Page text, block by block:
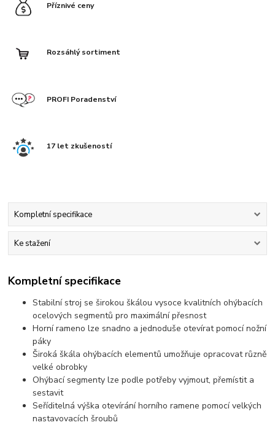
Příznivé ceny
Rozsáhlý sortiment
PROFI Poradenství
17 let zkušeností
Kompletní specifikace
Ke stažení
Kompletní specifikace
Stabilní stroj se širokou škálou vysoce kvalitních ohýbacích
ocelových segmentů pro maximální přesnost
Horní rameno lze snadno a jednoduše otevírat pomocí nožní
páky
Široká škála ohýbacích elementů umožňuje opracovat různě
velké obrobky
Ohýbací segmenty lze podle potřeby vyjmout, přemístit a
sestavit
Seříditelná výška otevírání horního ramene pomocí velkých
nastavovacích šroubů